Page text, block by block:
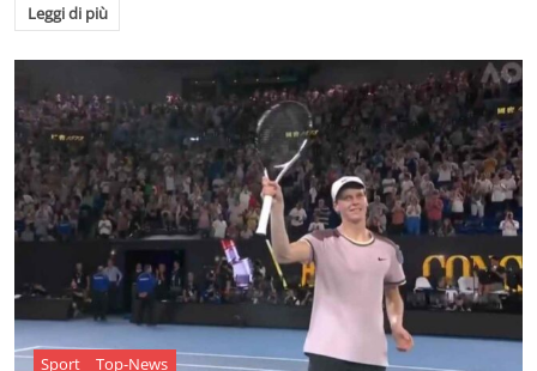
Leggi di più
Sport Top-News